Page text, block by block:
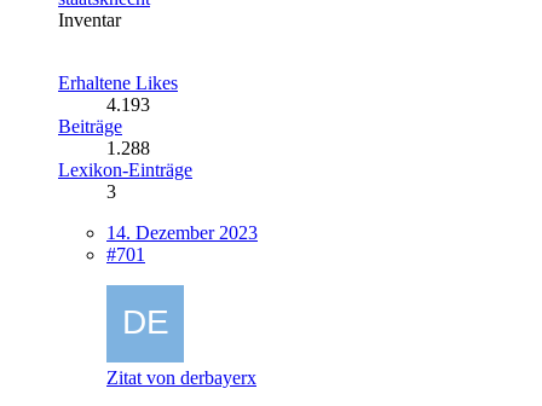
Inventar
Erhaltene Likes
4.193
Beiträge
1.288
Lexikon-Einträge
3
14. Dezember 2023
#701
Zitat von derbayerx